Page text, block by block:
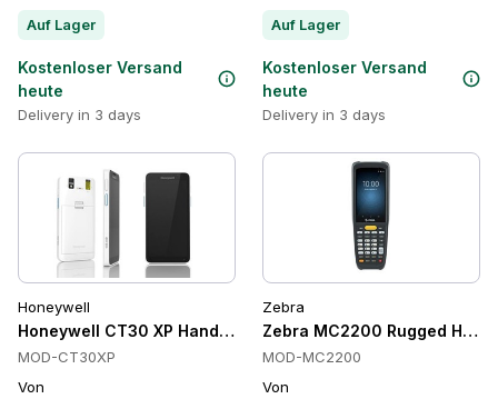
Auf Lager
Kostenloser Versand
heute
Delivery in 3 days
Auf Lager
Kostenloser Versand
heute
Delivery in 3 days
Honeywell
Honeywell CT30 XP Handheld-Computer, 64GB, IP67
MOD-CT30XP
Von
Zebra
Zebra MC2200 Rugged
MOD-MC2200
Von